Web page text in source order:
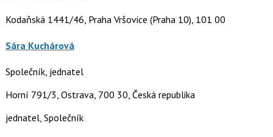
Kodaňská 1441/46, Praha Vršovice (Praha 10), 101 00
Sára Kuchárová
Společník, jednatel
Horní 791/3, Ostrava, 700 30, Česká republika
jednatel, Společník